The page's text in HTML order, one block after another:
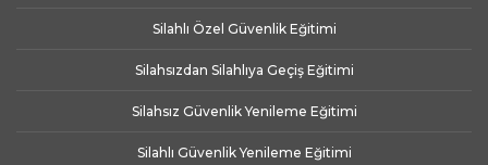
Silahlı Özel Güvenlik Eğitimi
Silahsızdan Silahlıya Geçiş Eğitimi
Silahsız Güvenlik Yenileme Eğitimi
Silahlı Güvenlik Yenileme Eğitimi